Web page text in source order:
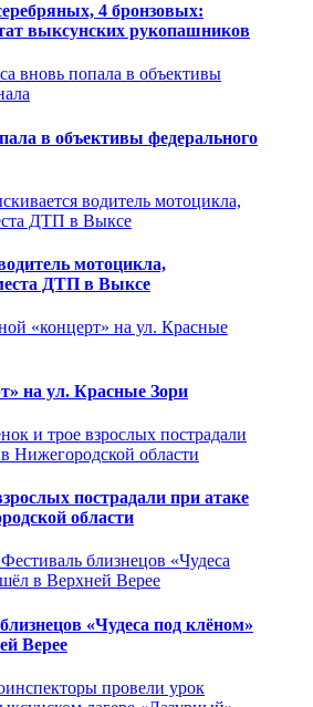
4 бронзовых:
выксунских рукопашников
в объективы федерального
мотоцикла,
ДТП в Выксе
на ул. Красные Зори
пострадали при атаке
области
«Чудеса под клёном»
Верее